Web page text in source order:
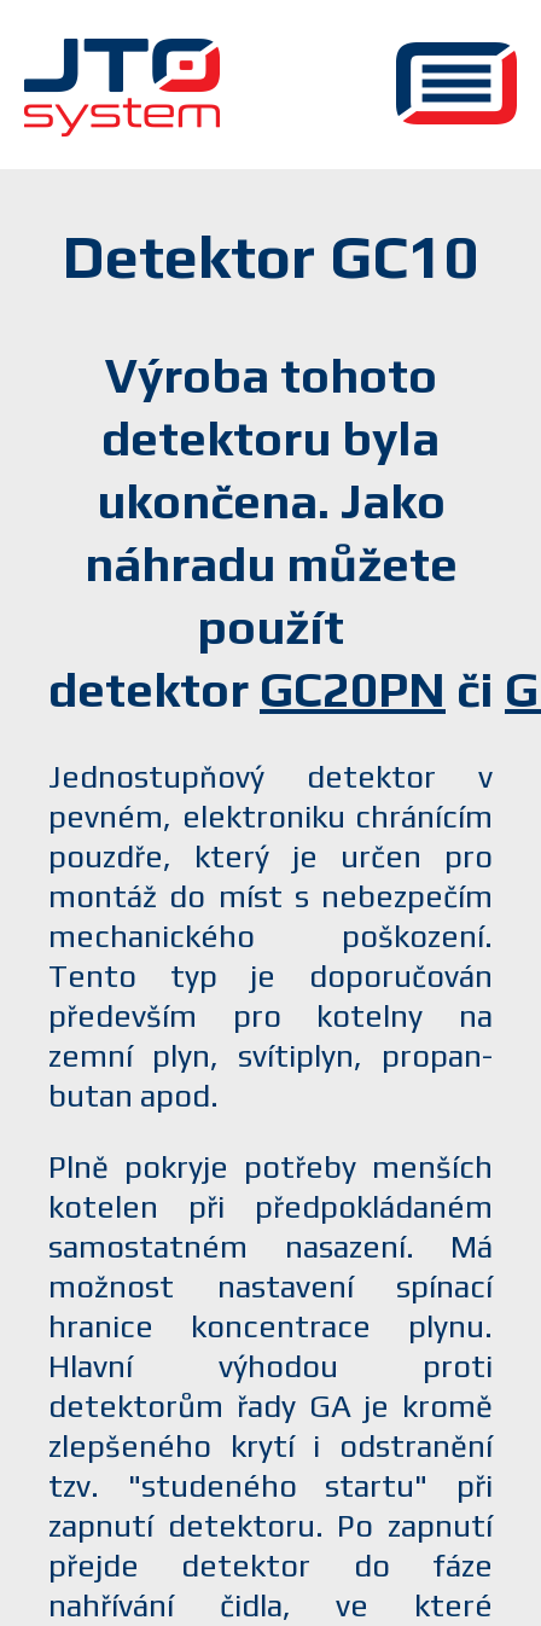
Detektor GC10
Výroba tohoto
detektoru byla
ukončena. Jako
náhradu můžete
použít
detektor GC20PN či
Jednostupňový detektor v
pevném, elektroniku chránícím
pouzdře, který je určen pro
montáž do míst s nebezpečím
mechanického poškození.
Tento typ je doporučován
především pro kotelny na
zemní plyn, svítiplyn, propan-
butan apod.
Plně pokryje potřeby menších
kotelen při předpokládaném
samostatném nasazení. Má
možnost nastavení spínací
hranice koncentrace plynu.
Hlavní výhodou proti
detektorům řady GA je kromě
zlepšeného krytí i odstranění
tzv. "studeného startu" při
zapnutí detektoru. Po zapnutí
přejde detektor do fáze
nahřívání čidla, ve které